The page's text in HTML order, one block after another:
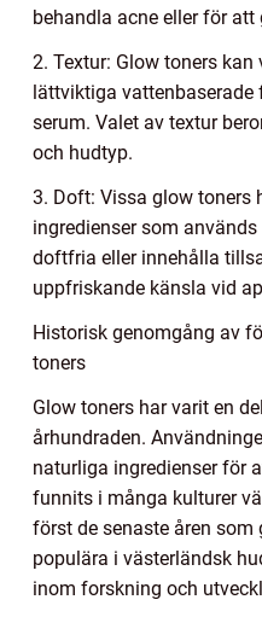
behandla acne eller för
2. Textur: Glow toners kan
lättviktiga vattenbaserade
serum. Valet av textur
och hudtyp.
3. Doft: Vissa glow toners
ingredienser som
doftfria eller innehålla
uppfriskande känsla vid
Historisk genomgång av
toners
Glow toners har varit en
århundraden.
naturliga ingredienser för
funnits i många kulturer
först de senaste åren
populära i västerländsk
inom forskning och